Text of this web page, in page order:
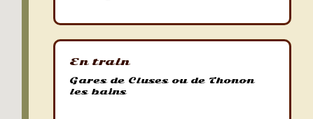
En train
Gares de Cluses ou de Thonon
les bains